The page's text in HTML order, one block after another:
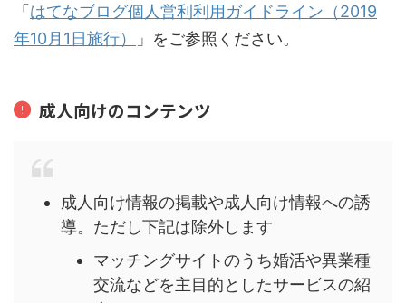
「はてなブログ個人営利利用ガイドライン（2019
年10月1日施行）
」をご参照ください。
成人向けのコンテンツ
成人向け情報の掲載や成人向け情報への誘
導。ただし下記は除外します
マッチングサイトのうち婚活や異業種
交流などを主目的としたサービスの紹